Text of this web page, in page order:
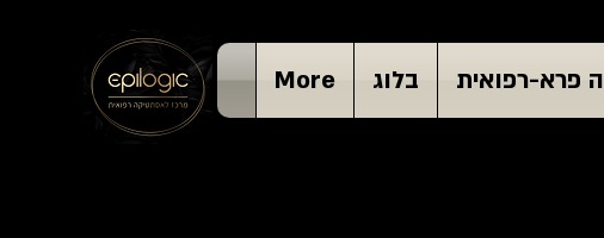
פרא-רפואית בלוג More